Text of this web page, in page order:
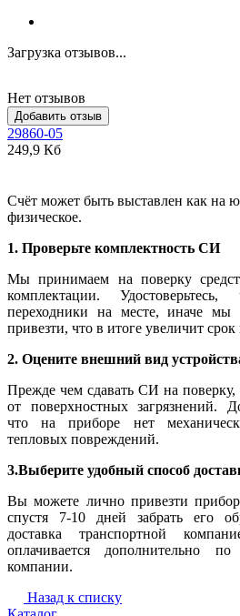
Загрузка отзывов...
Нет отзывов
Добавить отзыв
29860-05
249,9 Кб
Счёт может быть выставлен как на
физическое.
1. Проверьте комплектность СИ
Мы принимаем на поверку
комплектации.
переходники на месте, иначе
привезти, что в итоге увеличит
2. Оцените внешний вид
Прежде чем сдавать СИ на поверку,
от поверхностных загрязнений.
что на приборе нет
тепловых повреждений.
3.Выберите удобный способ
Вы можете лично привезти
спустя 7-10 дней забрать его
доставка транспортной
оплачивается дополнительно
компании.
Назад к списку